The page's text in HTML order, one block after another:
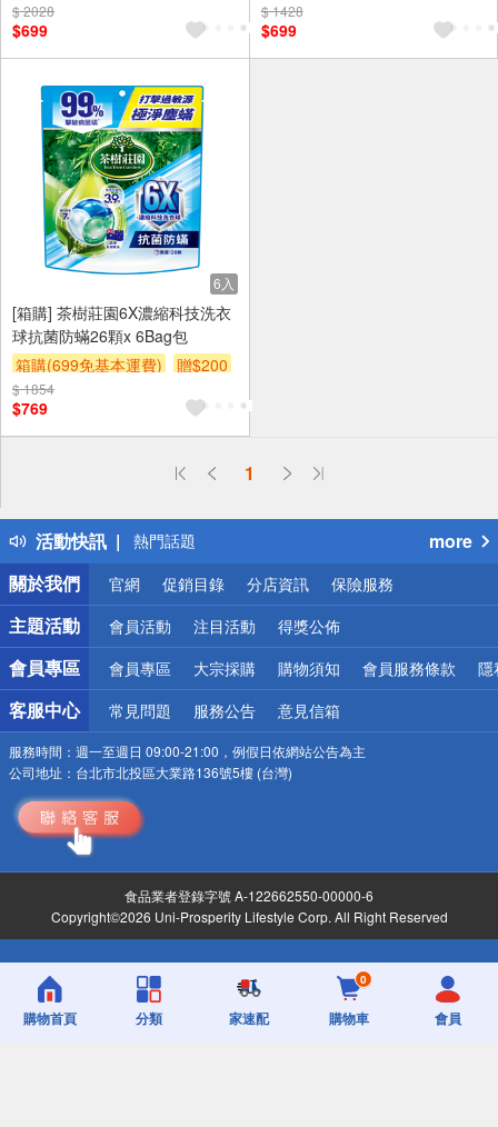
$ 2028
$699
$ 1428
$699
6入
[箱購] 茶樹莊園6X濃縮科技洗衣
球抗菌防蟎26顆x 6Bag包
箱購(699免基本運費)
贈$200
$ 1854
$769
1
活動快訊
偏遠地區配送
得獎公告
熱門話題
銀行優惠
偏遠地區配送
詐騙網頁！請小心！
more
關於我們
官網 促銷目錄 分店資訊 保險服務
主題活動 會員活動 注目活動 得獎公佈
會員專區 會員專區 大宗採購 購物須知 會員服務條款 隱
客服中心 常見問題 服務公告 意見信箱
服務時間： 週一至週日 09:00-21:00，例假日依網站公告為主
公司地址： 台北市北投區大業路136號5樓 (台灣)
食品業者登錄字號 A-122662550-00000-6
Copyright©2026 Uni-Prosperity Lifestyle Corp. All Right Reserved
購物首頁 分類 家速配
0
購物車 會員